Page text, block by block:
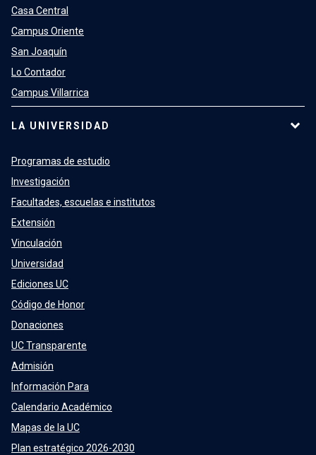
Casa Central
Campus Oriente
San Joaquín
Lo Contador
Campus Villarrica
LA UNIVERSIDAD
Programas de estudio
Investigación
Facultades, escuelas e institutos
Extensión
Vinculación
Universidad
Ediciones UC
Código de Honor
Donaciones
UC Transparente
Admisión
Información Para
Calendario Académico
Mapas de la UC
Plan estratégico 2026-2030